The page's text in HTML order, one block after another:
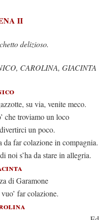
II
delizioso.
CAROLINA, GIACINTA
su via, venite meco.
che troviamo un loco
un poco.
da far colazione in compagnia.
noi s’ha da stare in allegria.
di Garamone
far colazione.